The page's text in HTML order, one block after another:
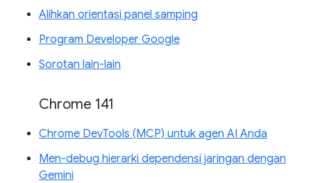
Alihkan orientasi panel samping
Program Developer Google
Sorotan lain-lain
Chrome 141
Chrome DevTools (MCP) untuk agen AI Anda
Men-debug hierarki dependensi jaringan dengan
Gemini